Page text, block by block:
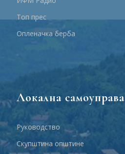
Топ прес
Опленачка берба
Локална самоуправа
Руководство
Скупштина општине